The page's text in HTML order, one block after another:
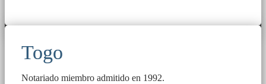
Togo
Notariado miembro admitido en 1992.